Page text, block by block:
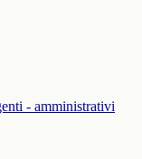
- amministrativi